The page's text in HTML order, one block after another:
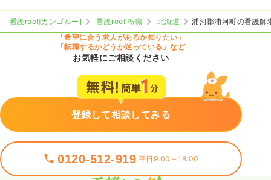
看護roo![カンゴルー] 看護roo! 転職 北海道
浦河郡浦河町の看護師
「希望に合う求人があるか知りたい」
「転職するかどうか迷っている」など
お気軽にご相談ください
登録して相談してみる
0120-512-919 平日9:00～18:00